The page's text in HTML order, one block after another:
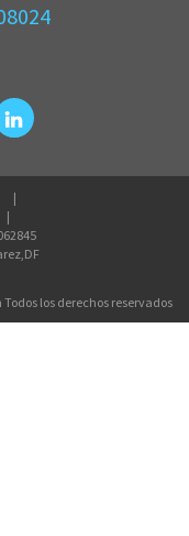
los derechos reservados